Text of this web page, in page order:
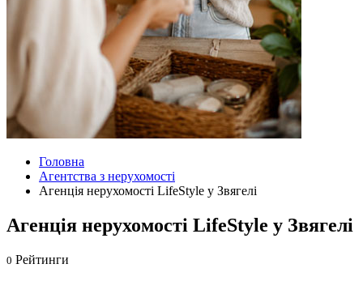
Головна
Агентства з нерухомості
Агенція нерухомості LifeStyle у Звягелі
Агенція нерухомості LifeStyle у Звягелі
0 Рейтинги